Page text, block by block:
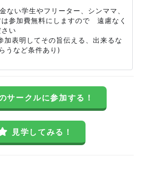
ない学生やフリーター、シンママ、
参加費無料にしますので 遠慮なく
い
加表明してその旨伝える、出来るな
うなど条件あり)
サークルに参加する！
見学してみる！